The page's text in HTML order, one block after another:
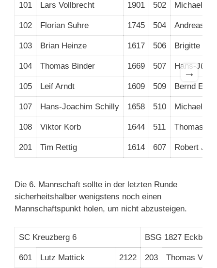
101 Lars Vollbrecht 1901 502 Michael
102 Florian Suhre 1745 504 Andreas
103 Brian Heinze 1617 506 Brigitte
104 Thomas Binder 1669 507 Hans-
105 Leif Arndt 1609 509 Bernd
107 Hans-Joachim Schilly 1658 510 Michael
108 Viktor Korb 1644 511 Thomas
201 Tim Rettig 1614 607 Robert
→
Die 6. Mannschaft sollte in der letzten Runde
sicherheitshalber wenigstens noch einen
Mannschaftspunkt holen, um nicht abzusteigen.
SC Kreuzberg 6 BSG 1827
601 Lutz Mattick 2122 203 Thomas